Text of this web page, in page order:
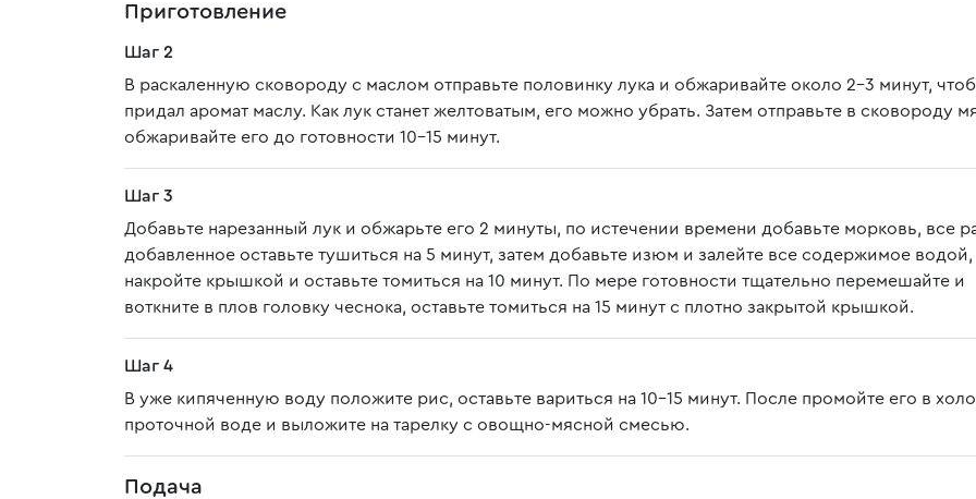
Приготовление
Шаг 2
В раскаленную сковороду с маслом отправьте половинку лука и обжаривайте около 2-3 минут,
придал аромат маслу. Как лук станет желтоватым, его можно убрать. Затем отправьте в сковороду
обжаривайте его до готовности 10-15 минут.
Шаг 3
Добавьте нарезанный лук и обжарьте его 2 минуты, по истечении времени добавьте морковь, все
добавленное оставьте тушиться на 5 минут, затем добавьте изюм и залейте все содержимое водой,
накройте крышкой и оставьте томиться на 10 минут. По мере готовности тщательно перемешайте и
воткните в плов головку чеснока, оставьте томиться на 15 минут с плотно закрытой крышкой.
Шаг 4
В уже кипяченную воду положите рис, оставьте вариться на 10-15 минут. После промойте его в
проточной воде и выложите на тарелку с овощно-мясной смесью.
Подача